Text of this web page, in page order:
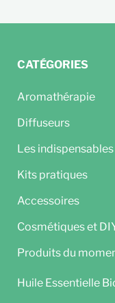
CATÉGORIES
Aromathérapie
Diffuseurs
Les indispensables
Kits pratiques
Accessoires
Cosmétiques et
Produits du
Huile Essentielle